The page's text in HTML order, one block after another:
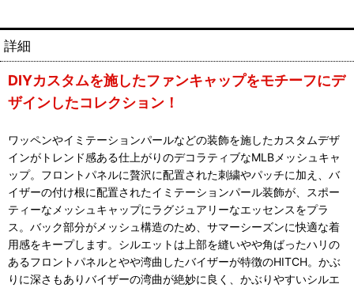
詳細
DIYカスタムを施したファンキャップをモチーフにデ
ザインしたコレクション！
ワッペンやイミテーションパールなどの装飾を施したカスタムデザ
インがトレンド感ある仕上がりのデコラティブなMLBメッシュキャ
ップ。フロントパネルに贅沢に配置された刺繍やパッチに加え、バ
イザーの付け根に配置されたイミテーションパール装飾が、スポー
ティーなメッシュキャップにラグジュアリーなエッセンスをプラ
ス。バック部分がメッシュ構造のため、サマーシーズンに快適な着
用感をキープします。シルエットは上部を縫いやや角ばったハリの
あるフロントパネルとやや湾曲したバイザーが特徴のHITCH。かぶ
りに深さもありバイザーの湾曲が絶妙に良く、かぶりやすいシルエ